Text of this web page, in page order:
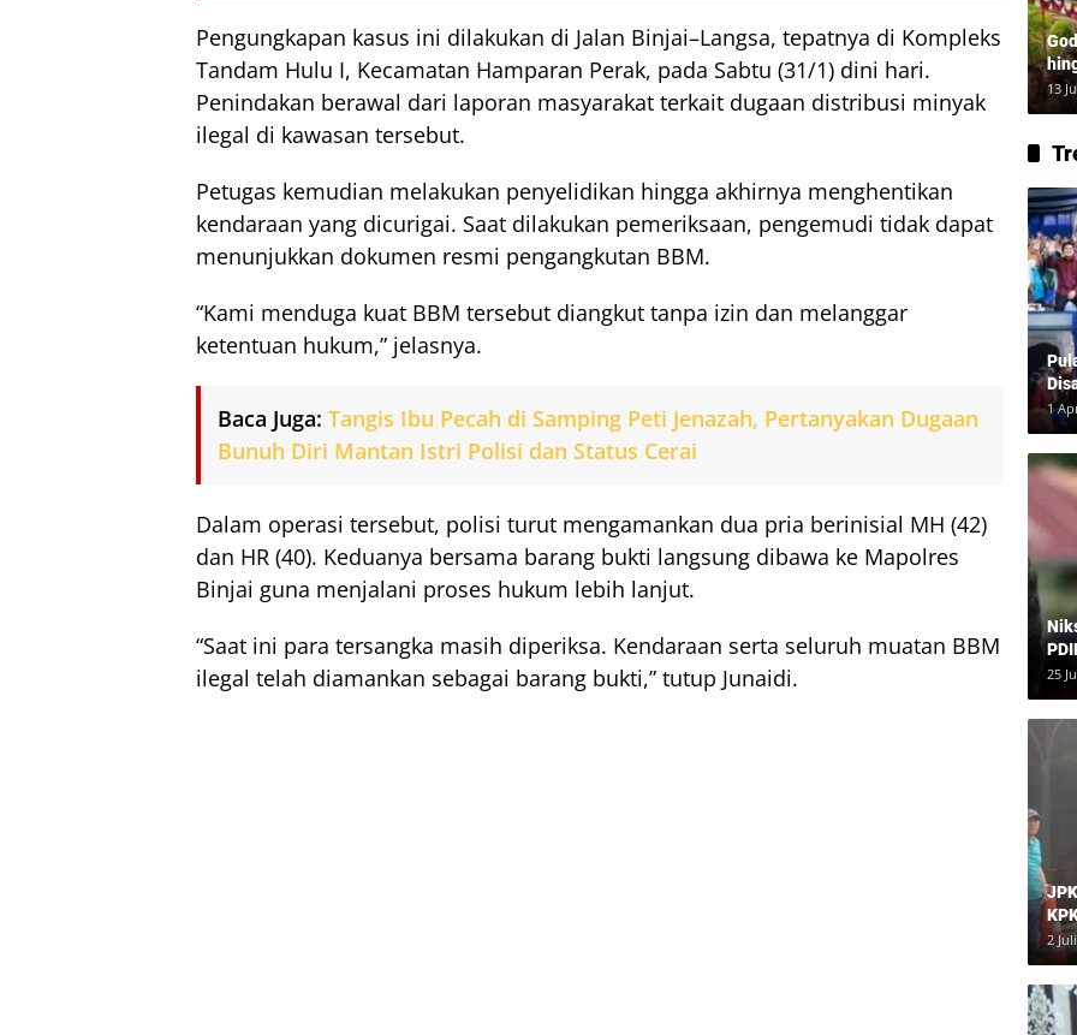
Pengungkapan kasus ini dilakukan di Jalan Binjai–Langsa, tepatnya di Kompleks
Tandam Hulu I, Kecamatan Hamparan Perak, pada Sabtu (31/1) dini hari.
Penindakan berawal dari laporan masyarakat terkait dugaan distribusi minyak
ilegal di kawasan tersebut.
Petugas kemudian melakukan penyelidikan hingga akhirnya menghentikan
kendaraan yang dicurigai. Saat dilakukan pemeriksaan, pengemudi tidak dapat
menunjukkan dokumen resmi pengangkutan BBM.
“Kami menduga kuat BBM tersebut diangkut tanpa izin dan melanggar
ketentuan hukum,” jelasnya.
Baca Juga: Tangis Ibu Pecah di Samping Peti Jenazah, Pertanyakan Dugaan
Bunuh Diri Mantan Istri Polisi dan Status Cerai
Dalam operasi tersebut, polisi turut mengamankan dua pria berinisial MH (42)
dan HR (40). Keduanya bersama barang bukti langsung dibawa ke Mapolres
Binjai guna menjalani proses hukum lebih lanjut.
“Saat ini para tersangka masih diperiksa. Kendaraan serta seluruh muatan BBM
ilegal telah diamankan sebagai barang bukti,” tutup Junaidi.
13
1
25
2